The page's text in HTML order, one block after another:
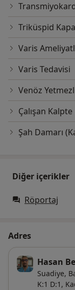
Triküspid
Varis
Varis Tedavisi
Venöz
Çalışan
Şah Damarı
Diğer içerikler
Röportaj
Adres
Hasan
Suadiye,
K:1 D:1,